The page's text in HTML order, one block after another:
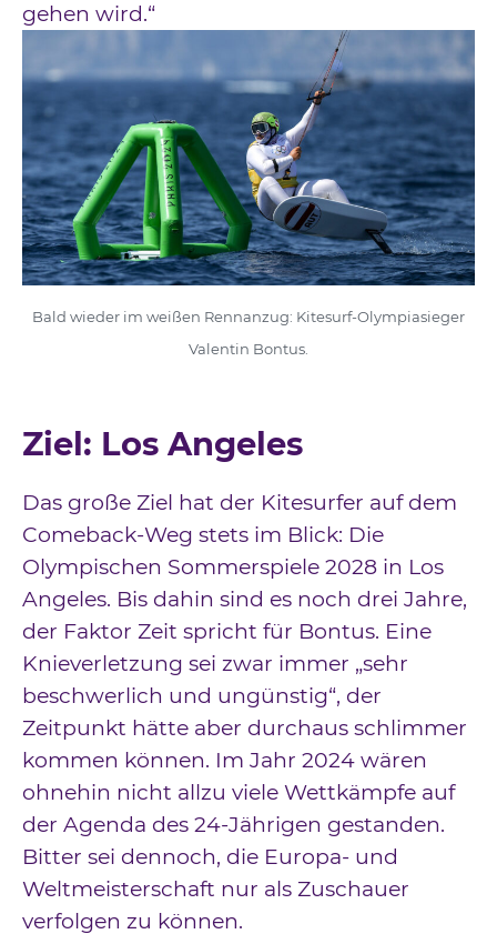
gehen wird.“
Bald wieder im weißen Rennanzug: Kitesurf-Olympiasieger
Valentin Bontus.
Ziel: Los Angeles
Das große Ziel hat der Kitesurfer auf dem
Comeback-Weg stets im Blick: Die
Olympischen Sommerspiele 2028 in Los
Angeles. Bis dahin sind es noch drei Jahre,
der Faktor Zeit spricht für Bontus. Eine
Knieverletzung sei zwar immer „sehr
beschwerlich und ungünstig“, der
Zeitpunkt hätte aber durchaus schlimmer
kommen können. Im Jahr 2024 wären
ohnehin nicht allzu viele Wettkämpfe auf
der Agenda des 24-Jährigen gestanden.
Bitter sei dennoch, die Europa- und
Weltmeisterschaft nur als Zuschauer
verfolgen zu können.